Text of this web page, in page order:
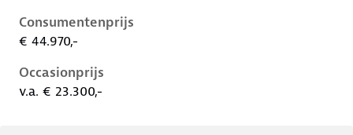
Consumentenprijs
€ 44.970,-
Occasionprijs
v.a. € 23.300,-